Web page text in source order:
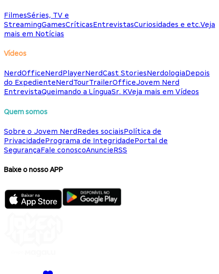
FilmesSéries, TV e
StreamingGamesCríticasEntrevistasCuriosidades e etc.Veja
mais em Notícias
Vídeos
NerdOfficeNerdPlayerNerdCast StoriesNerdologiaDepois
do ExpedienteNerdTourTrailerOfficeJovem Nerd
EntrevistaQueimando a LínguaSr. KVeja mais em Vídeos
Quem somos
Sobre o Jovem NerdRedes sociaisPolítica de
PrivacidadePrograma de IntegridadePortal de
SegurançaFale conoscoAnuncieRSS
Baixe o nosso APP